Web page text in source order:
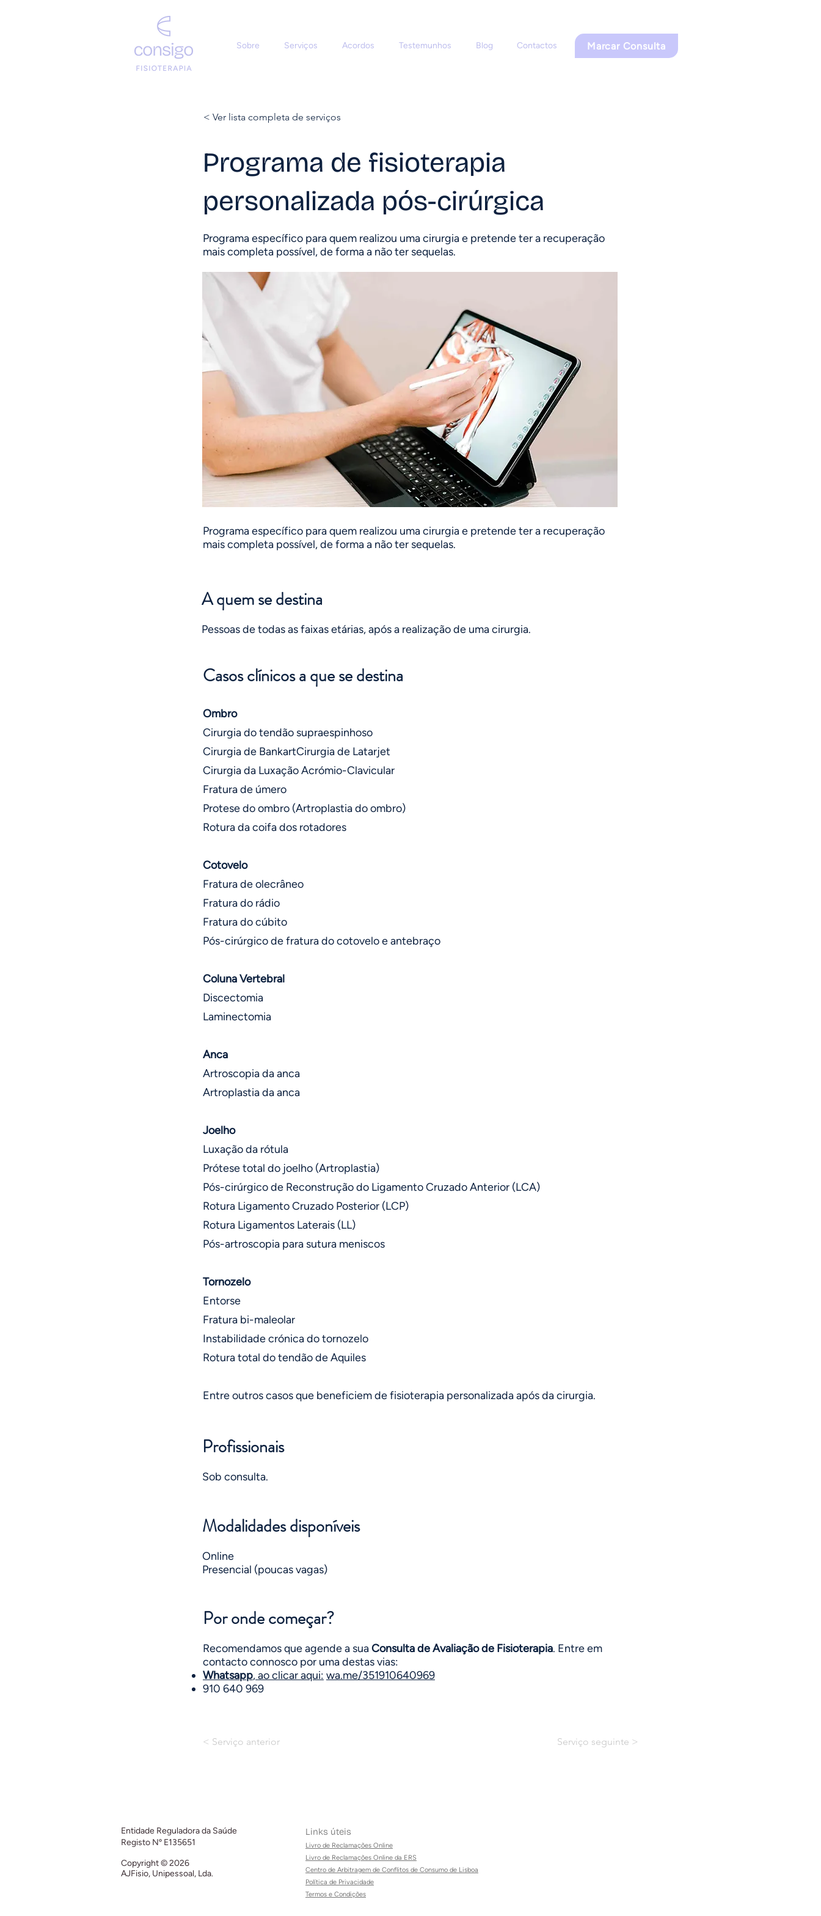
Sobre Serviços Acordos Testemunhos Blog Contactos Marcar Consulta
< Ver lista completa de serviços
Programa de fisioterapia
personalizada pós-cirúrgica
Programa específico para quem realizou uma cirurgia e pretende ter a recuperação
mais completa possível, de forma a não ter sequelas.
Programa específico para quem realizou uma cirurgia e pretende ter a recuperação
mais completa possível, de forma a não ter sequelas.
A quem se destina
Pessoas de todas as faixas etárias, após a realização de uma cirurgia.
Casos clínicos a que se destina
Ombro
Cirurgia do tendão supraespinhoso
Cirurgia de BankartCirurgia de Latarjet
Cirurgia da Luxação Acrómio-Clavicular
Fratura de úmero
Protese do ombro (Artroplastia do ombro)
Rotura da coifa dos rotadores
Cotovelo
Fratura de olecrâneo
Fratura do rádio
Fratura do cúbito
Pós-cirúrgico de fratura do cotovelo e antebraço
Coluna Vertebral
Discectomia
Laminectomia
Anca
Artroscopia da anca
Artroplastia da anca
Joelho
Luxação da rótula
Prótese total do joelho (Artroplastia)
Pós-cirúrgico de Reconstrução do Ligamento Cruzado Anterior (LCA)
Rotura Ligamento Cruzado Posterior (LCP)
Rotura Ligamentos Laterais (LL)
Pós-artroscopia para sutura meniscos
Tornozelo
Entorse
Fratura bi-maleolar
Instabilidade crónica do tornozelo
Rotura total do tendão de Aquiles
Entre outros casos que beneficiem de fisioterapia personalizada após da cirurgia.
Profissionais
Sob consulta.
Modalidades disponíveis
Online
Presencial (poucas vagas)
Por onde começar?
Recomendamos que agende a suaConsulta de Avaliação de Fisioterapia. Entre em
contacto connosco por uma destas vias:
Whatsapp, ao clicar aqui: wa.me/351910640969
910 640 969
< Serviço anterior Serviço seguinte >
Entidade Reguladora da Saúde
Registo Nº E135651
Copyright © 2026
AJFisio, Unipessoal, Lda.
Links úteis
Livro de Reclamações Online
Livro de Reclamações Online da ERS
Centro de Arbitragem de Conflitos de Consumo de Lisboa
Política de Privacidade
Termos e Condições